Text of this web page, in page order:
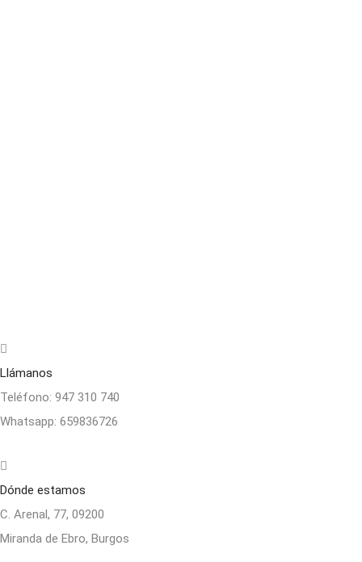
Llámanos
Teléfono: 947 310 740
Whatsapp: 659836726
Dónde estamos
C. Arenal, 77, 09200
Miranda de Ebro, Burgos